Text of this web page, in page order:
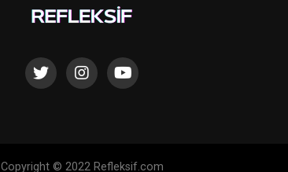
Copyright © 2022 Refleksif.com